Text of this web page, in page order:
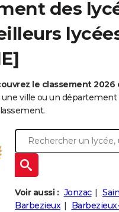
des
le classement
ville ou un
Voir aussi : Jonzac
Barbezieux